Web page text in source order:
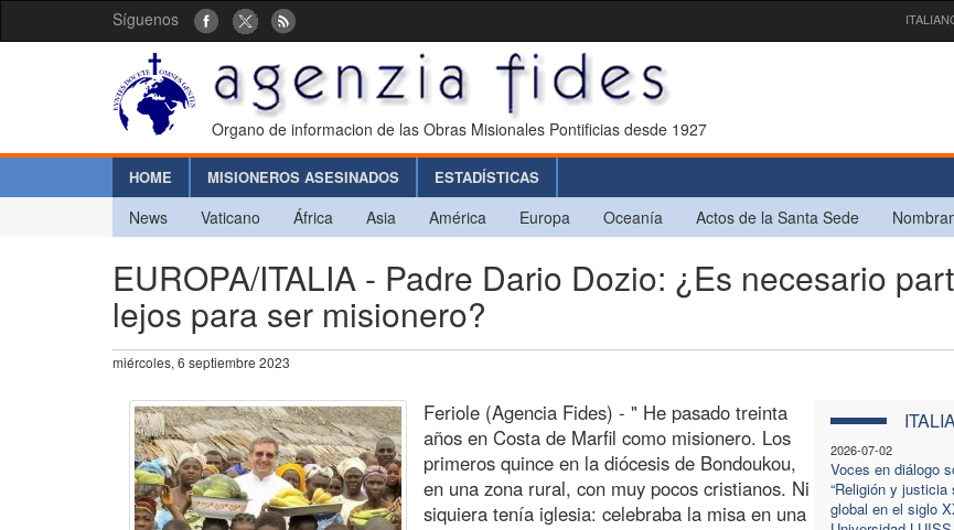
Síguenos
Organo de informacion de las Obras Misionales Pontificias desde 1927
HOME MISIONEROS ASESINADOS ESTADÍSTICAS
News Vaticano África Asia América Europa Oceanía Actos de la Santa Sede
EUROPA/ITALIA - Padre Dario Dozio: ¿Es necesario
lejos para ser misionero?
miércoles, 6 septiembre 2023
2026-07-02
Voces en diálogo
“Religión y justicia
global en el siglo
Feriole (Agencia Fides) - " He pasado treinta
años en Costa de Marfil como misionero. Los
primeros quince en la diócesis de Bondoukou,
en una zona rural, con muy pocos cristianos. Ni
siquiera tenía iglesia: celebraba la misa en una